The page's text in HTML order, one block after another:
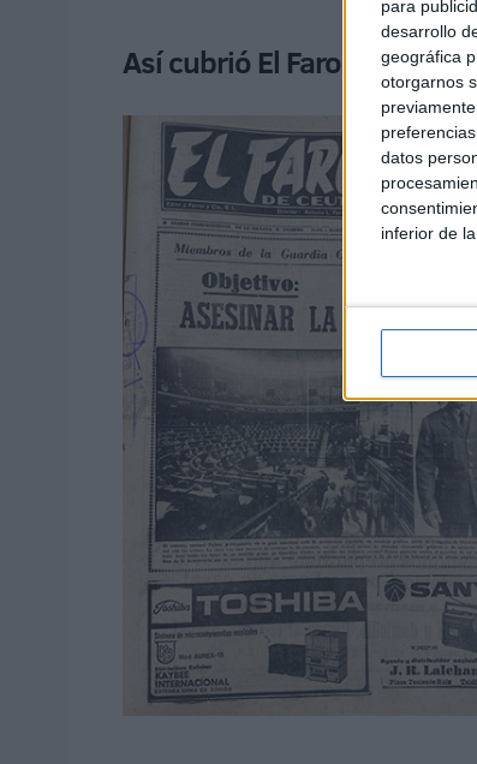
para
desarrollo
geográfica
otorgarnos
datos
inferior de
Así cubrió El Faro de Ceuta